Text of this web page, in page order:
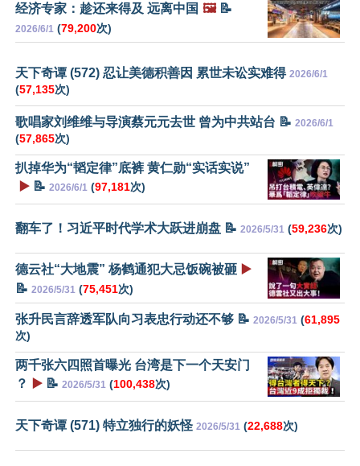
经济专家：趁还来得及 远离中国 🖼️📝
2026/6/1 (79,200次)
天下奇谭 (572) 忍让美德积善因 累世未讼实难得 2026/6/1
(57,135次)
歌唱家刘维维与导演蔡元元去世 曾为中共站台 📝 2026/6/1
(57,865次)
扒掉华为“韬定律”底裤 黄仁勋“实话实说”
▶️ 📝 2026/6/1 (97,181次)
翻车了！习近平时代学术大跃进崩盘 📝 2026/5/31 (59,236次)
德云社“大地震” 杨鹤通犯大忌饭碗被砸 ▶️
📝 2026/5/31 (75,451次)
张升民言辞透军队向习表忠行动还不够 📝 2026/5/31 (61,895
次)
两千张六四照首曝光 台湾是下一个天安门
？
▶️ 📝 2026/5/31 (100,438次)
天下奇谭 (571) 特立独行的妖怪 2026/5/31 (22,688次)